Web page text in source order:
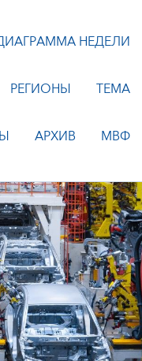
НЕДЕЛИ
РЕГИОНЫ ТЕМА
АРХИВ МВФ